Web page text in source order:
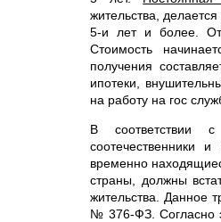
жительства,
5-и лет и более.
Стоимость
получения
ипотеки,
на работу на гос
В соответствии
соотечественники
временно
страны, должны
жительства. Данное
№ 376-ФЗ. Согласно